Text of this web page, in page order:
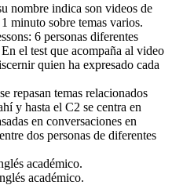
nombre indica son videos de
minuto sobre temas varios.
6 personas diferentes
el test que acompaña al video
quien ha expresado cada
repasan temas relacionados
y hasta el C2 se centra en
en conversaciones en
dos personas de diferentes
académico.
académico.